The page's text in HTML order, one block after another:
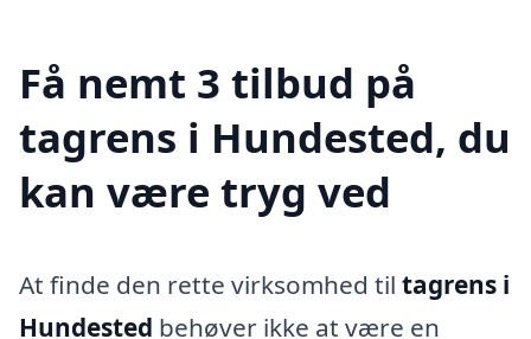
Få nemt 3 tilbud på
tagrens i Hundested, du
kan være tryg ved
At finde den rette virksomhed til tagrens i
Hundested behøver ikke at være en